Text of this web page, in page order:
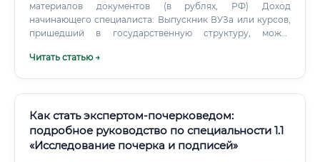
материалов документов (в рублях, РФ) Доход
начинающего специалиста: Выпускник ВУЗа или курсов,
пришедший в государственную структуру, может
секторе стартовые позиции немного выше — 50-70 тыс.
Читать статью →
Как стать экспертом-почерковедом:
подробное руководство по специальности 1.1
«Исследование почерка и подписей»